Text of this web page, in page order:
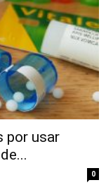
por usar
0